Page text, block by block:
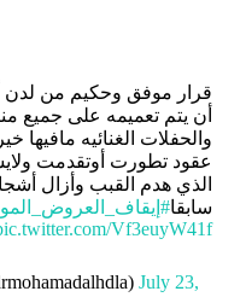
قرار موفق وحكيم من لدن
أن يتم تعميمه على جميع
والحفلات الغنائيه مافيها
عقود تطورت أوتقدمت
الذي هدم القبب وأزال
سابقا
Vf3euyW41f
July 23,